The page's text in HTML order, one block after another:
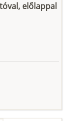
előlappal